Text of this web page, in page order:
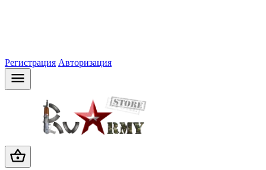
Регистрация Авторизация